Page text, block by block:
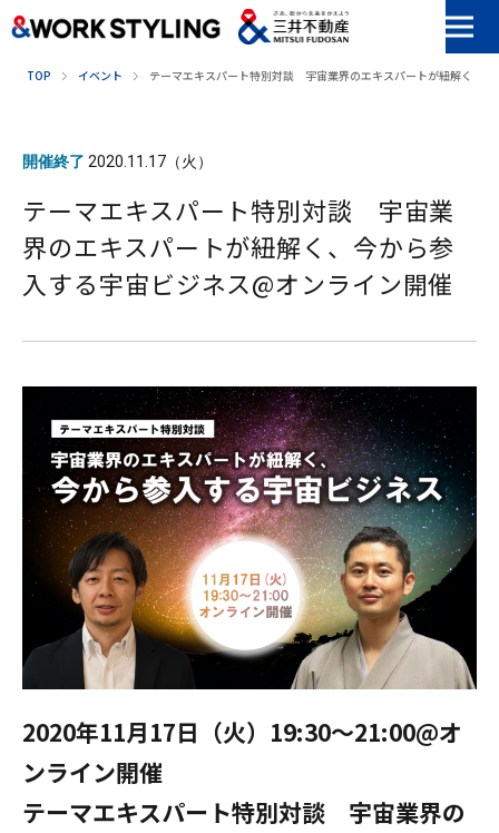
TOP イベント テーマエキスパート特別対談 宇宙業界のエキスパートが紐解く、
開催終了 2020.11.17（火）
テーマエキスパート特別対談 宇宙業
界のエキスパートが紐解く、今から参
入する宇宙ビジネス@オンライン開催
2020年11月17日（火）19:30〜21:00@オ
ンライン開催
テーマエキスパート特別対談 宇宙業界の